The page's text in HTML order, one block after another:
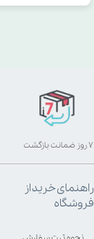
۷ روز ضمانت بازگشت
راهنمای خرید از
فروشگاه